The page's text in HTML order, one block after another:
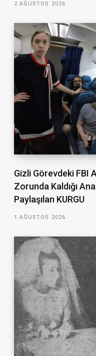
2 AĞUSTOS 2026
Gizli Görevdeki FBI
Zorunda Kaldığı
Paylaşılan KURGU
1 AĞUSTOS 2026